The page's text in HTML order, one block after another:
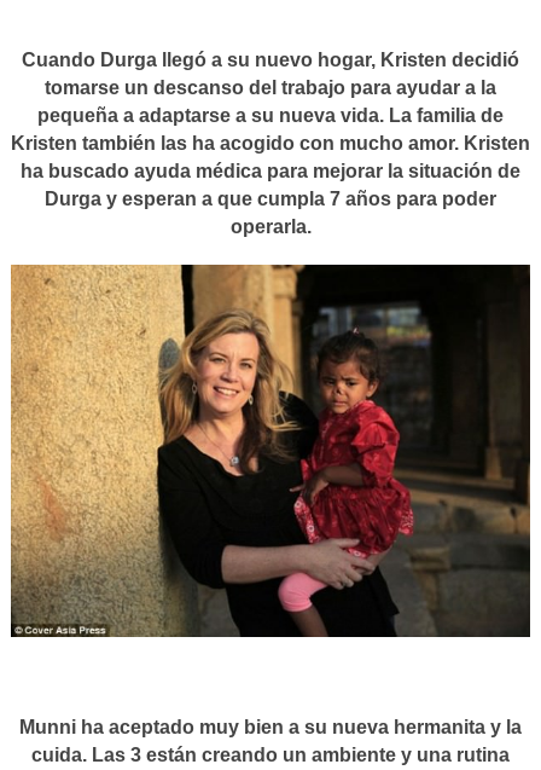
Cuando Durga llegó a su nuevo hogar, Kristen decidió
tomarse un descanso del trabajo para ayudar a la
pequeña a adaptarse a su nueva vida. La familia de
Kristen también las ha acogido con mucho amor. Kristen
ha buscado ayuda médica para mejorar la situación de
Durga y esperan a que cumpla 7 años para poder
operarla.
Munni ha aceptado muy bien a su nueva hermanita y la
cuida. Las 3 están creando un ambiente y una rutina